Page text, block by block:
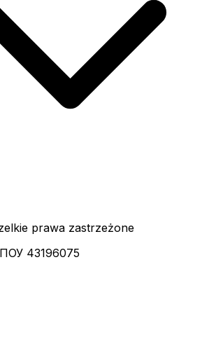
prawa zastrzeżone
43196075